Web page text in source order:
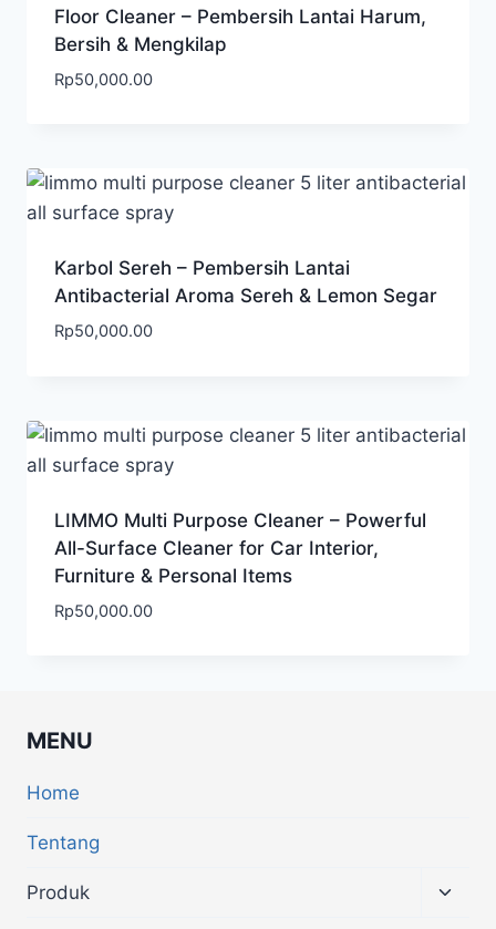
Floor Cleaner – Pembersih Lantai Harum,
Bersih & Mengkilap
Rp50,000.00
Karbol Sereh – Pembersih Lantai
Antibacterial Aroma Sereh & Lemon Segar
Rp50,000.00
LIMMO Multi Purpose Cleaner – Powerful
All-Surface Cleaner for Car Interior,
Furniture & Personal Items
Rp50,000.00
MENU
Home
Tentang
Produk